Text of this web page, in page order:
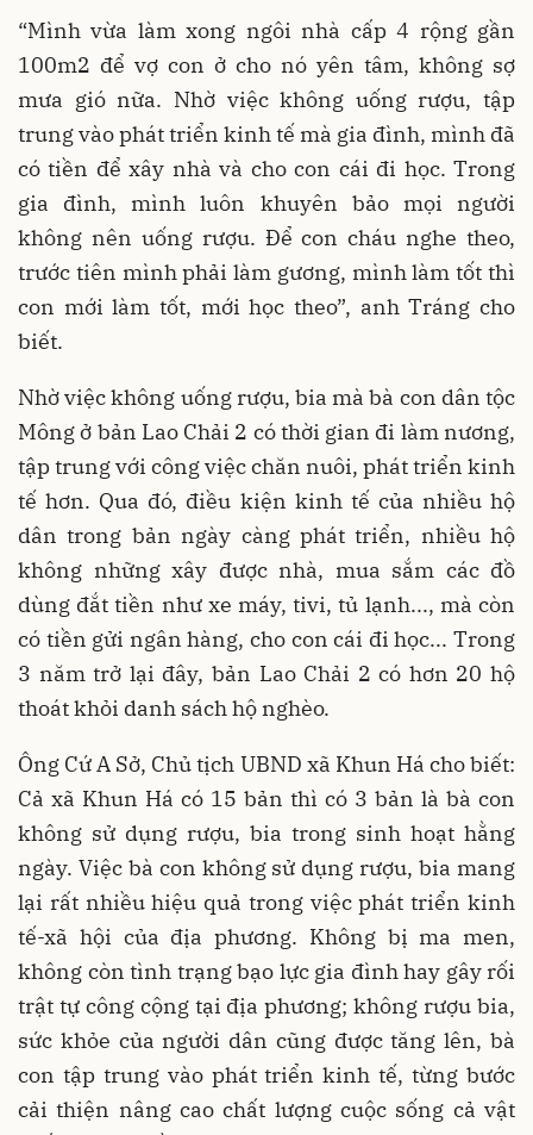
“Mình vừa làm xong ngôi nhà cấp 4 rộng gần
100m2 để vợ con ở cho nó yên tâm, không sợ
mưa gió nữa. Nhờ việc không uống rượu, tập
trung vào phát triển kinh tế mà gia đình, mình đã
có tiền để xây nhà và cho con cái đi học. Trong
gia đình, mình luôn khuyên bảo mọi người
không nên uống rượu. Để con cháu nghe theo,
trước tiên mình phải làm gương, mình làm tốt thì
con mới làm tốt, mới học theo”, anh Tráng cho
biết.
Nhờ việc không uống rượu, bia mà bà con dân tộc
Mông ở bản Lao Chải 2 có thời gian đi làm nương,
tập trung với công việc chăn nuôi, phát triển kinh
tế hơn. Qua đó, điều kiện kinh tế của nhiều hộ
dân trong bản ngày càng phát triển, nhiều hộ
không những xây được nhà, mua sắm các đồ
dùng đắt tiền như xe máy, tivi, tủ lạnh..., mà còn
có tiền gửi ngân hàng, cho con cái đi học... Trong
3 năm trở lại đây, bản Lao Chải 2 có hơn 20 hộ
thoát khỏi danh sách hộ nghèo.
Ông Cứ A Sở, Chủ tịch UBND xã Khun Há cho biết:
Cả xã Khun Há có 15 bản thì có 3 bản là bà con
không sử dụng rượu, bia trong sinh hoạt hằng
ngày. Việc bà con không sử dụng rượu, bia mang
lại rất nhiều hiệu quả trong việc phát triển kinh
tế-xã hội của địa phương. Không bị ma men,
không còn tình trạng bạo lực gia đình hay gây rối
trật tự công cộng tại địa phương; không rượu bia,
sức khỏe của người dân cũng được tăng lên, bà
con tập trung vào phát triển kinh tế, từng bước
cải thiện nâng cao chất lượng cuộc sống cả vật